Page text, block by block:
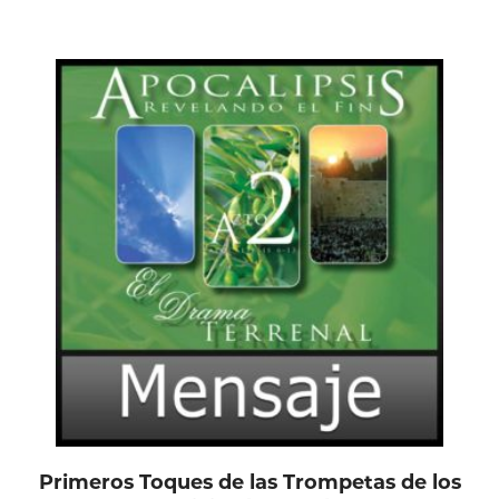
variantes.
Las
opciones
se
pueden
elegir
la
página
de
producto
Primeros Toques de las Trompetas de los